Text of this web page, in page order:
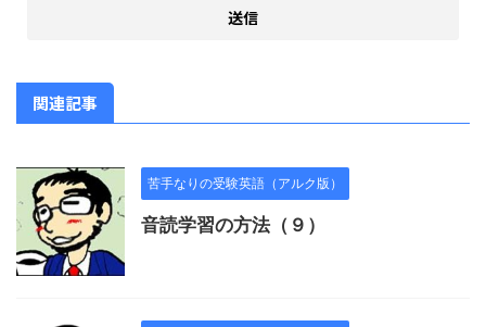
関連記事
苦手なりの受験英語（アルク版）
音読学習の方法（９）